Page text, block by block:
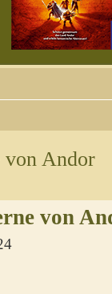
von Andor
von